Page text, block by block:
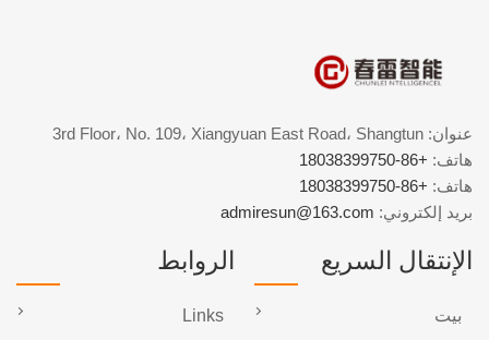
عنوان: 3rd Floor، No. 109، Xiangyuan East Road، Shangtun
هاتف: +86-18038399750
هاتف: +86-18038399750
بريد إلكتروني: admiresun@163.com
الإنتقال السريع
بيت
الروابط
Links